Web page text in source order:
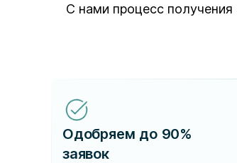
С нами процесс
Одобряем до 90%
заявок